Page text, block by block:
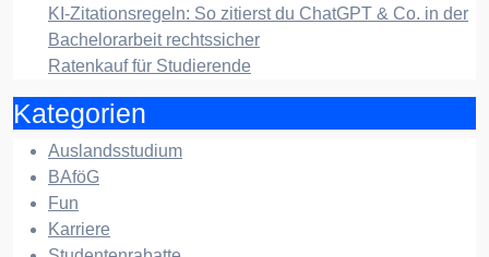
KI-Zitationsregeln: So zitierst du ChatGPT & Co. in der
Bachelorarbeit rechtssicher
Ratenkauf für Studierende
Kategorien
Auslandsstudium
BAföG
Fun
Karriere